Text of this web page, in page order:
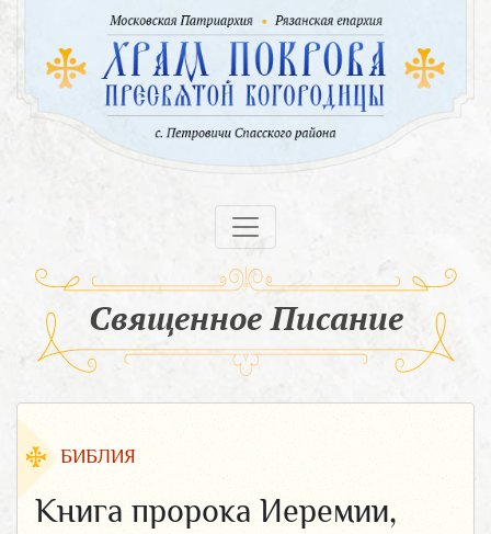
Священное Писание
БИБЛИЯ
Книга пророка Иеремии,